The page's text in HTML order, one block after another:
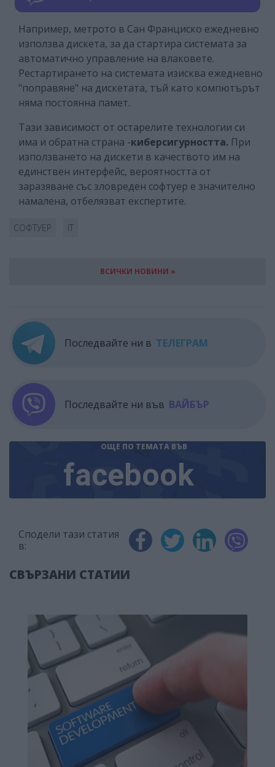
Например, метрото в Сан Франциско ежедневно
използва дискета, за да стартира системата за
автоматично управление на влаковете.
Рестартирането на системата изисква ежедневно
"поправяне" на дискетата, тъй като компютърът
няма постоянна памет.
Тази зависимост от остарелите технологии си
има и обратна страна -киберсигурността. При
използването на дискети в качеството им на
единствен интерфейс, вероятността от
заразяване със зловреден софтуер е значително
намалена, отбелязват експертите.
СОФТУЕР IT
ВСИЧКИ НОВИНИ »
Последвайте ни в ТЕЛЕГРАМ
Последвайте ни във ВАЙБЪР
ОЩЕ ПО ТЕМАТА ВЪВ
facebook
Сподели тази статия
в:
СВЪРЗАНИ СТАТИИ